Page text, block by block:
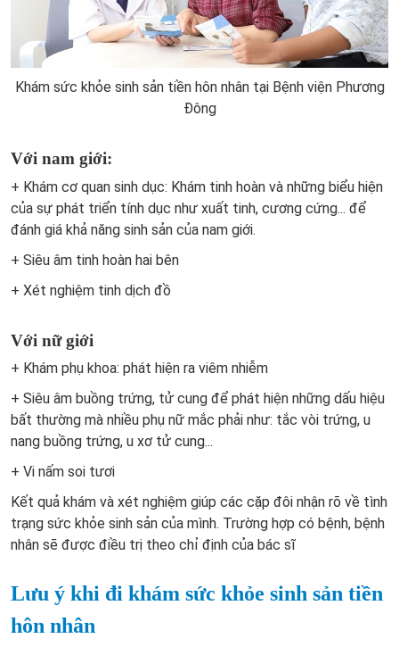
Khám sức khỏe sinh sản tiền hôn nhân tại Bệnh viện Phương
Đông
Với nam giới:
+ Khám cơ quan sinh dục: Khám tinh hoàn và những biểu hiện
của sự phát triển tính dục như xuất tinh, cương cứng... để
đánh giá khả năng sinh sản của nam giới.
+ Siêu âm tinh hoàn hai bên
+ Xét nghiệm tinh dịch đồ
Với nữ giới
+ Khám phụ khoa: phát hiện ra viêm nhiễm
+ Siêu âm buồng trứng, tử cung để phát hiện những dấu hiệu
bất thường mà nhiều phụ nữ mắc phải như: tắc vòi trứng, u
nang buồng trứng, u xơ tử cung...
+ Vi nấm soi tươi
Kết quả khám và xét nghiệm giúp các cặp đôi nhận rõ về tình
trạng sức khỏe sinh sản của mình. Trường hợp có bệnh, bệnh
nhân sẽ được điều trị theo chỉ định của bác sĩ
Lưu ý khi đi khám sức khỏe sinh sản tiền
hôn nhân